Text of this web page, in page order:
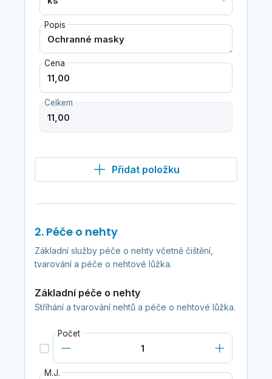
Popis
Cena
Celkem
Přidat položku
2. Péče o nehty
Základní služby péče o nehty včetně čištění,
tvarování a péče o nehtové lůžka.
Základní péče o nehty
Stříhání a tvarování nehtů a péče o nehtové lůžka.
Počet
M.J.